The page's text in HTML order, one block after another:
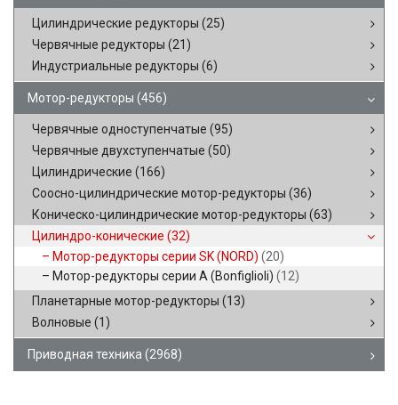
Цилиндрические редукторы (25)
Червячные редукторы (21)
Индустриальные редукторы (6)
Мотор-редукторы (456)
Червячные одноступенчатые (95)
Червячные двухступенчатые (50)
Цилиндрические (166)
Соосно-цилиндрические мотор-редукторы (36)
Коническо-цилиндрические мотор-редукторы (63)
Цилиндро-конические (32)
Мотор-редукторы серии SK (NORD) (20)
Мотор-редукторы серии A (Bonfiglioli) (12)
Планетарные мотор-редукторы (13)
Волновые (1)
Приводная техника (2968)